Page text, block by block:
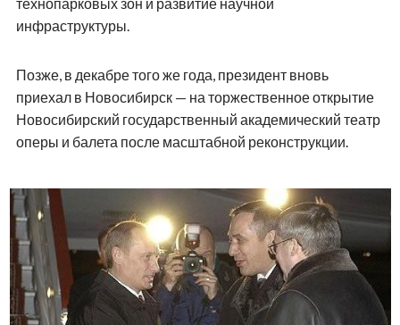
инфраструктуры.
Позже, в декабре того же года, президент вновь
приехал в Новосибирск — на торжественное открытие
Новосибирский государственный академический театр
оперы и балета после масштабной реконструкции.